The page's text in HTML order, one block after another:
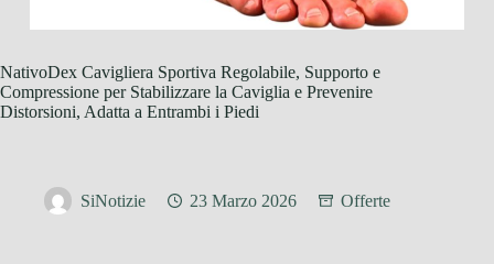
NativoDex Cavigliera Sportiva Regolabile, Supporto e
Compressione per Stabilizzare la Caviglia e Prevenire
Distorsioni, Adatta a Entrambi i Piedi
SiNotizie 23 Marzo 2026 Offerte